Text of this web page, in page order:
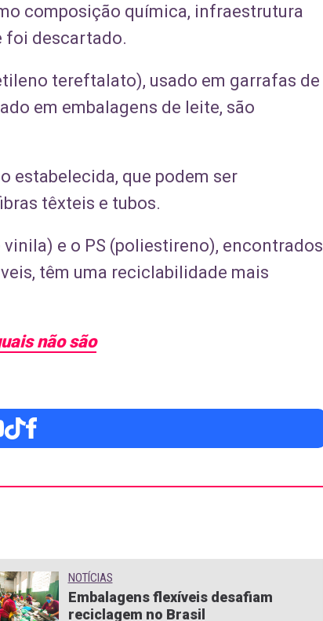
composição química, infraestrutura
foi descartado.
tereftalato), usado em garrafas de
em embalagens de leite, são
estabelecida, que podem ser
têxteis e tubos.
e o PS (poliestireno), encontrados
têm uma reciclabilidade mais
não são
NOTÍCIAS
Embalagens flexíveis desafiam
reciclagem no Brasil